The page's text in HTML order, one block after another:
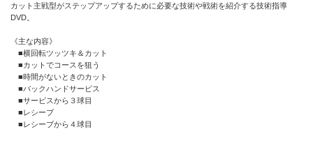
カット主戦型がステップアップするために必要な技術や戦術を紹介する技術指導
DVD。
《主な内容》
■横回転ツッツキ＆カット
■カットでコースを狙う
■時間がないときのカット
■バックハンドサービス
■サービスから３球目
■レシーブ
■レシーブから４球目